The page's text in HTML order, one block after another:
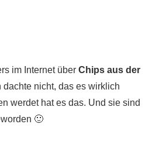
im Internet über Chips aus der
dachte nicht, das es wirklich
werdet hat es das. Und sie sind
🙂